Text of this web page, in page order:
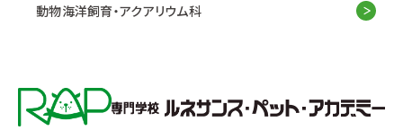
動物海洋飼育・アクアリウム科